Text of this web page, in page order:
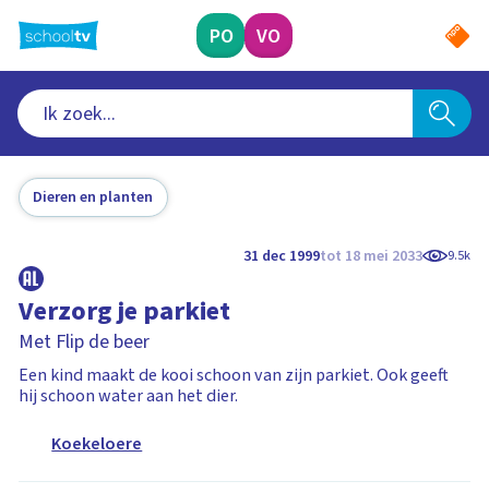
naar
hoofdinhoud
PO VO
Dieren en planten
31 dec 1999tot 18 mei 2033 9.5k
Verzorg je parkiet
Met Flip de beer
Een kind maakt de kooi schoon van zijn parkiet. Ook geeft
hij schoon water aan het dier.
Koekeloere